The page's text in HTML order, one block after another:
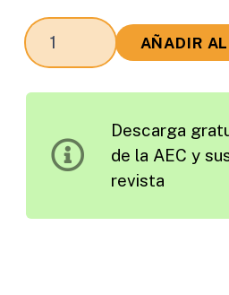
Construcción
y
AÑADIR
Descarga
de la AEC y
revista